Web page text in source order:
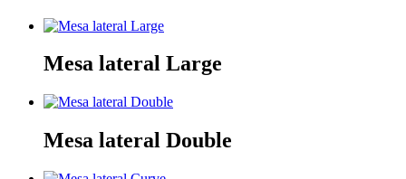
Mesa lateral Large
Mesa lateral Double